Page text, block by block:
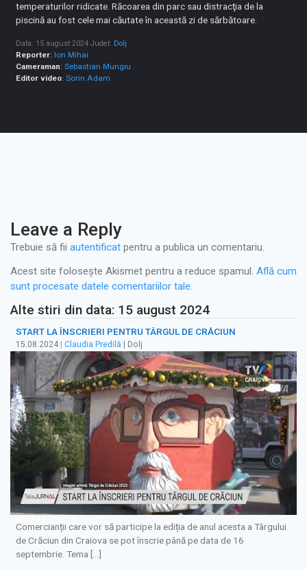
temperaturilor ridicate. Răcoarea din parc sau distracţia de la
piscină au fost cele mai căutate în această zi de sărbătoare.
Data: 15 august 2024 Judet: Dolj
Reporter: Ion Mihai
Cameraman:Sebastian Mungiu
Editor video:Sorin Adam
Leave a Reply
Trebuie să fii autentificat pentru a publica un comentariu.
Acest site folosește Akismet pentru a reduce spamul. Află cum
sunt procesate datele comentariilor tale.
Alte stiri din data: 15 august 2024
START LA ÎNSCRIERI PENTRU TÂRGUL DE CRĂCIUN
15.08.2024 Claudia Predilă | Dolj
Comercianții care vor să participe la ediția de anul acesta a Târgului
de Crăciun din Craiova se pot înscrie până pe data de 16
septembrie. Tema […]